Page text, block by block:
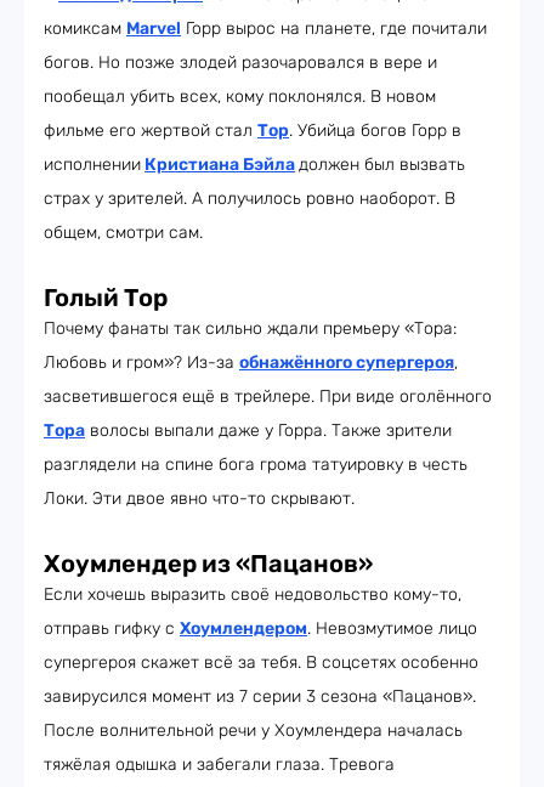
комиксам Marvel Горр вырос на планете, где почитали
богов. Но позже злодей разочаровался в вере и
пообещал убить всех, кому поклонялся. В новом
фильме его жертвой стал Тор. Убийца богов Горр в
исполнении Кристиана Бэйладолжен был вызвать
страх у зрителей. А получилось ровно наоборот. В
общем, смотри сам.
Голый Тор
Почему фанаты так сильно ждали премьеру «Тора:
Любовь и гром»? Из-за обнажённого супергероя,
засветившегося ещё в трейлере. При виде оголённого
Тора волосы выпали даже у Горра. Также зрители
разглядели на спине бога грома татуировку в честь
Локи. Эти двое явно что-то скрывают.
Хоумлендер из «Пацанов»
Если хочешь выразить своё недовольство кому-то,
отправь гифку с Хоумлендером. Невозмутимое лицо
супергероя скажет всё за тебя. В соцсетях особенно
завирусился момент из 7 серии 3 сезона «Пацанов».
После волнительной речи у Хоумлендера началась
тяжёлая одышка и забегали глаза. Тревога